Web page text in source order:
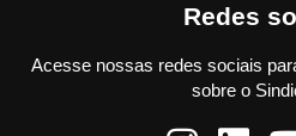
Redes
Acesse nossas redes sociais
sobre o